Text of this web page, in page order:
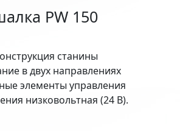
PW 150
станины
в двух направлениях
элементы управления
низковольтная (24 В).